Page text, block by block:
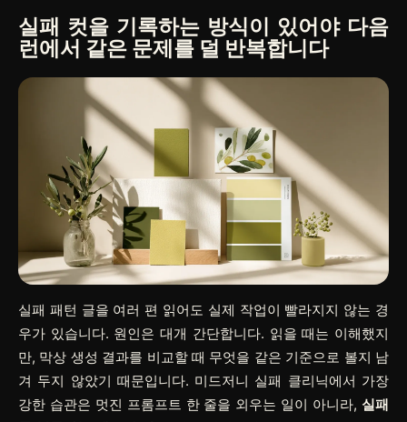
실패 컷을 기록하는 방식이 있어야 다음
런에서 같은 문제를 덜 반복합니다
실패 패턴 글을 여러 편 읽어도 실제 작업이 빨라지지 않는 경
우가 있습니다. 원인은 대개 간단합니다. 읽을 때는 이해했지
만, 막상 생성 결과를 비교할 때 무엇을 같은 기준으로 볼지 남
겨 두지 않았기 때문입니다. 미드저니 실패 클리닉에서 가장
강한 습관은 멋진 프롬프트 한 줄을 외우는 일이 아니라, 실패